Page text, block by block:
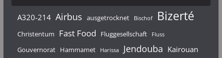
A320-214 Airbus ausgetrocknet Bischof Bizerté
Christentum Fast Food Fluggesellschaft Fluss
Gouvernorat Hammamet Harissa Jendouba Kairouan